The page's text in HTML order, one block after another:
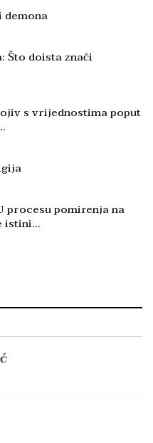
demona
Što doista znači
s vrijednostima poput
procesu pomirenja na
istini…